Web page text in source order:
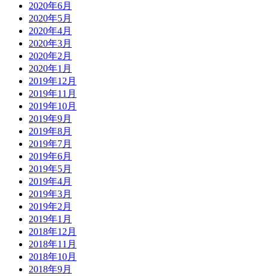
2020年6月
2020年5月
2020年4月
2020年3月
2020年2月
2020年1月
2019年12月
2019年11月
2019年10月
2019年9月
2019年8月
2019年7月
2019年6月
2019年5月
2019年4月
2019年3月
2019年2月
2019年1月
2018年12月
2018年11月
2018年10月
2018年9月